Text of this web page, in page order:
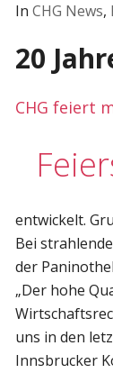
In CHG News,
20
CHG feiert
entwickelt.
Bei
der
„Der hohe
uns in den
Innsbrucker